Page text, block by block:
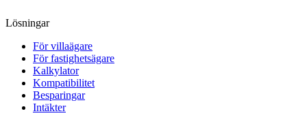
Lösningar
För villaägare
För fastighetsägare
Kalkylator
Kompatibilitet
Besparingar
Intäkter